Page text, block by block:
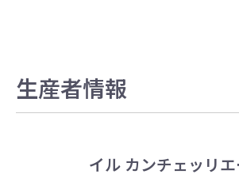
生産者情報
イル カンチェッリ